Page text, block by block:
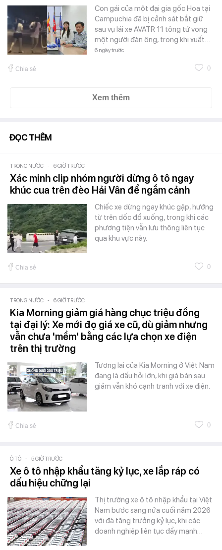
Con gái của một đại gia gốc Hoa tại
Campuchia đã bị cảnh sát bắt giữ
sau vụ lái xe AVATR 11 tông tử vong
một người đàn ông, trong khi xuất…
6 ngày trước
Chia sẻ 0
Xem thêm
ĐỌC THÊM
TRONG NƯỚC - 6 GIỜ TRƯỚC
Xác minh clip nhóm người dừng ô tô ngay
khúc cua trên đèo Hải Vân để ngắm cảnh
Chiếc xe dừng ngay khúc gập, hướng
từ trên dốc đổ xuống, trong khi các
phương tiện vẫn lưu thông liên tục
qua khu vực này.
Chia sẻ 0
TRONG NƯỚC - 6 GIỜ TRƯỚC
Kia Morning giảm giá hàng chục triệu đồng
tại đại lý: Xe mới đọ giá xe cũ, dù giảm nhưng
vẫn chưa 'mềm' bằng các lựa chọn xe điện
trên thị trường
Tương lai của Kia Morning ở Việt Nam
đang là dấu hỏi lớn, khi giá bán sau
giảm vẫn khó cạnh tranh với xe điện.
Chia sẻ 0
Ô TÔ - 5 GIỜ TRƯỚC
Xe ô tô nhập khẩu tăng kỷ lục, xe lắp ráp có
dấu hiệu chững lại
Thị trường xe ô tô nhập khẩu tại Việt
Nam bước sang nửa cuối năm 2026
với đà tăng trưởng kỷ lục, khi các
doanh nghiệp liên tục đẩy mạnh…